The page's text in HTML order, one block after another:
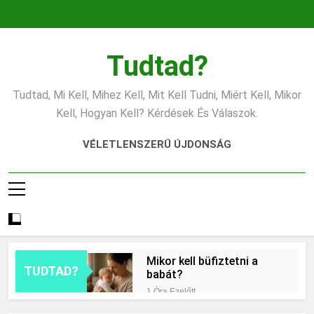
Tudtad?
Tudtad, Mi Kell, Mihez Kell, Mit Kell Tudni, Miért Kell, Mikor
Kell, Hogyan Kell? Kérdések És Válaszok.
VÉLETLENSZERŰ ÚJDONSÁG
TUDTAD?
Mikor kell büfiztetni a
babát?
1 Óra Ezelőtt